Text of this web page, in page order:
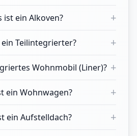
ist ein Alkoven? +
ein Teilintegrierter? +
Wohnmobil (Liner)? +
ein Wohnwagen? +
ein Aufstelldach? +